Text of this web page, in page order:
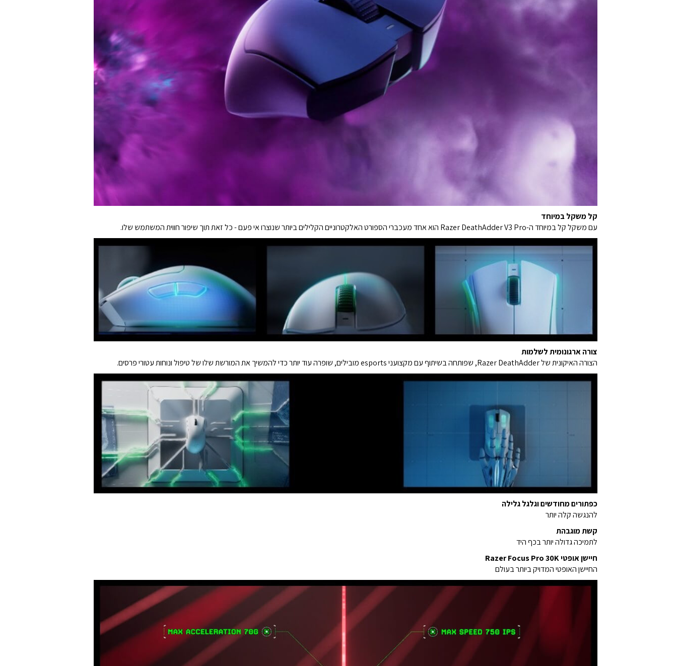
קל משקל במיוחד
עם משקל קל במיוחד ה-Razer DeathAdder V3 Pro הוא אחד מעכברי הספורט האלקטרוניים הקלילים ביותר שנוצרו אי פעם - כל זאת תוך שיפור חווית המשתמש שלו.
צורה ארגונומית לשלמות
הצורה האיקונית של Razer DeathAdder, שפותחה בשיתוף עם מקצועני esports מובילים, שופרה עוד יותר כדי להמשיך את המורשת שלו של טיפול ונוחות עטורי פרסים.
כפתורים מחודשים וגלגל גלילה
להנגשה קלה יותר
קשת מוגבהת
לתמיכה גדולה יותר בכף היד
חיישן אופטי Razer Focus Pro 30K
החיישן האופטי המדויק ביותר בעולם